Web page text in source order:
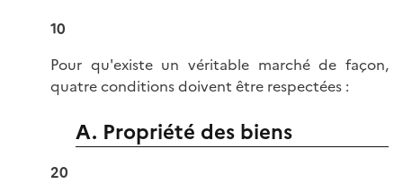
10
Pour qu'existe un véritable marché de façon,
quatre conditions doivent être respectées :
A. Propriété des biens
20